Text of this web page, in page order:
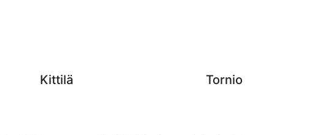
Kittilä Tornio